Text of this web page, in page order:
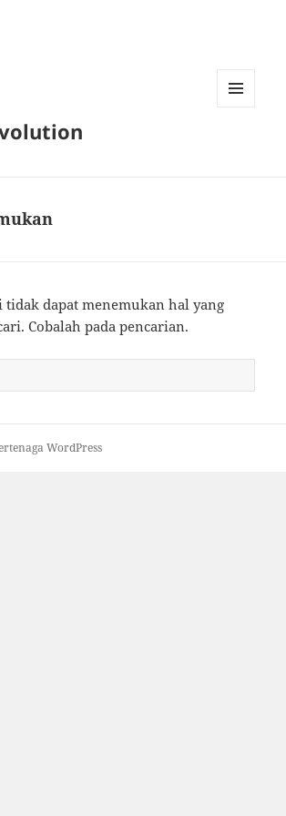
tidak dapat menemukan hal yang
Cobalah pada pencarian.
WordPress